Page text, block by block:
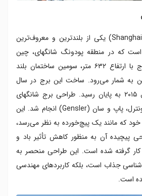
برج شانگهای (Shanghai Tower) یکی از بلندترین و معروف‌ترین
که در منطقه پودونگ شانگهای، چین
واقع شده است. این برج با ارتفاع ۶۳۲ متر، سومین ساختمان بلند
به شمار می‌رود. ساخت این برج در سال
۲۰۰۸ آغاز شد و در سال ۲۰۱۵ به پایان رسید. طراحی برج شانگهای
توسط معماران شرکت گونترل، پاپ و سان (Gensler) انجام شد. این
که مانند یک پیچ‌خورده به نظر می‌رسد،
پیچیده آن به منظور کاهش تأثیر باد و
گرفته شده است. این طراحی منحصر به
جذاب است، بلکه کاربردهای مهندسی
است.